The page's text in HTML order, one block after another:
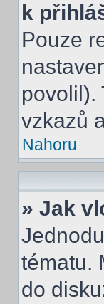
k
Pouze
povolil).
vzkazů
Nahoru
» Jak
tématu.
do